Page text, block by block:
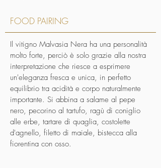
FOOD PAIRING
Il vitigno Malvasia Nera ha una personalità
molto forte, perciò è solo grazie alla nostra
interpretazione che riesce a esprimere
un'eleganza fresca e unica, in perfetto
equilibrio tra acidità e corpo naturalmente
importante. Si abbina a salame al pepe
nero, pecorino al tartufo, ragù di coniglio
alle erbe, tartare di quaglia, costolette
d'agnello, filetto di maiale, bistecca alla
fiorentina con osso.